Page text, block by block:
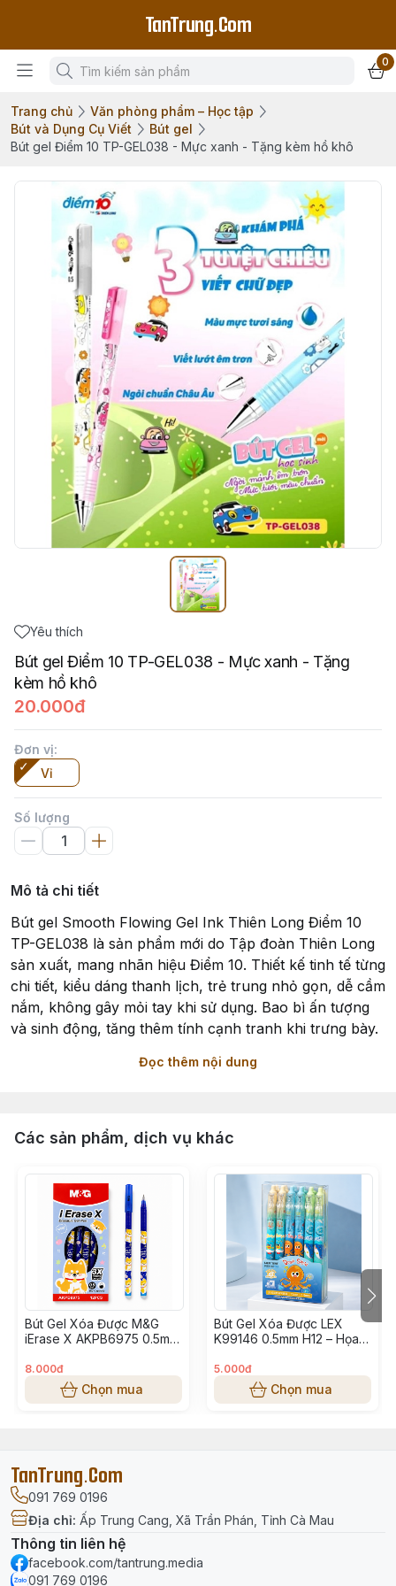
TanTrung.Com
0
Trang chủ
Văn phòng phẩm – Học tập
Bút và Dụng Cụ Viết
Bút gel
Bút gel Điểm 10 TP-GEL038 - Mực xanh - Tặng kèm hồ khô
Yêu thích
Bút gel Điểm 10 TP-GEL038 - Mực xanh - Tặng
kèm hồ khô
20.000đ
Đơn vị:
Vỉ
Số lượng
Mô tả chi tiết
Bút gel Smooth Flowing Gel Ink Thiên Long Điểm 10
TP-GEL038 là sản phẩm mới do Tập đoàn Thiên Long
sản xuất, mang nhãn hiệu Điểm 10. Thiết kế tinh tế từng
chi tiết, kiểu dáng thanh lịch, trẻ trung nhỏ gọn, dễ cầm
nắm, không gây mỏi tay khi sử dụng. Bao bì ấn tượng
và sinh động, tăng thêm tính cạnh tranh khi trưng bày.
Những đặc điểm nổi bật:
- Thay ruột dễ dàng khi bút hết mực.
và liên tục.
Đọc thêm nội dung
Các sản phẩm, dịch vụ khác
Bút Gel Xóa Được M&G
iErase X AKPB6975 0.5mm
Lớn, Họa Tiết Cún Cute
8.000đ
Chọn mua
Bút Gel Xóa Được LEX
K99146 0.5mm H12 – Họa
Mượt, Tẩy Xóa Dễ Dàng
5.000đ
Chọn mua
TanTrung.Com
091 769 0196
Địa chỉ: Ấp Trung Cang, Xã Trần Phán, Tỉnh Cà Mau
Thông tin liên hệ
facebook.com/tantrung.media
091 769 0196